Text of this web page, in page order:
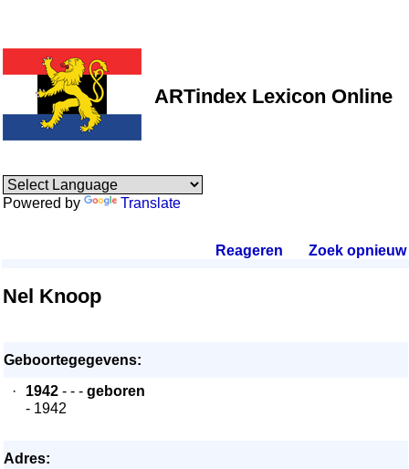
ARTindex Lexicon Online
Powered by Translate
Reageren Zoek opnieuw.
Nel Knoop
Geboortegegevens:
·
1942 - - - geboren
- 1942
Adres: